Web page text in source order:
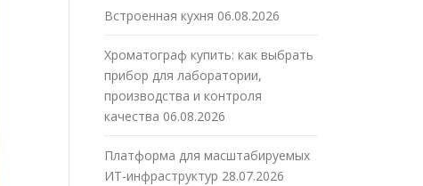
Встроенная кухня 06.08.2026
Хроматограф купить: как выбрать
прибор для лаборатории,
производства и контроля
качества 06.08.2026
Платформа для масштабируемых
ИТ-инфраструктур 28.07.2026